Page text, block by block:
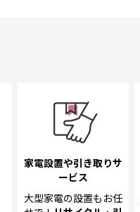
家電設置や引き取りサ
ービス
大型家電の設置も お任